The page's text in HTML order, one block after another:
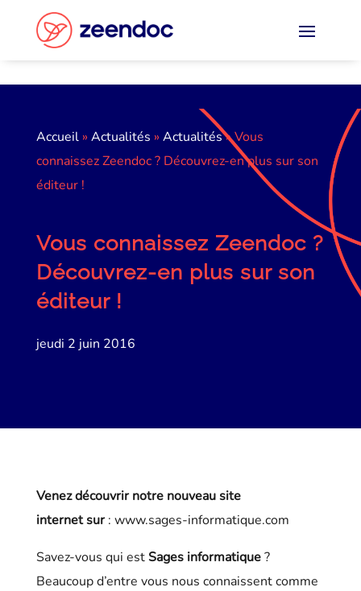
Accueil» Actualités » Actualités»Vous
connaissez Zeendoc ? Découvrez-en plus sur son
éditeur !
Vous connaissez Zeendoc ?
Découvrez-en plus sur son
éditeur !
jeudi 2 juin 2016
Venez découvrir notre nouveau site
internet sur: www.sages-informatique.com
Savez-vous qui est Sages informatique?
Beaucoup d’entre vous nous connaissent comme
Panneau de gestion des cookies